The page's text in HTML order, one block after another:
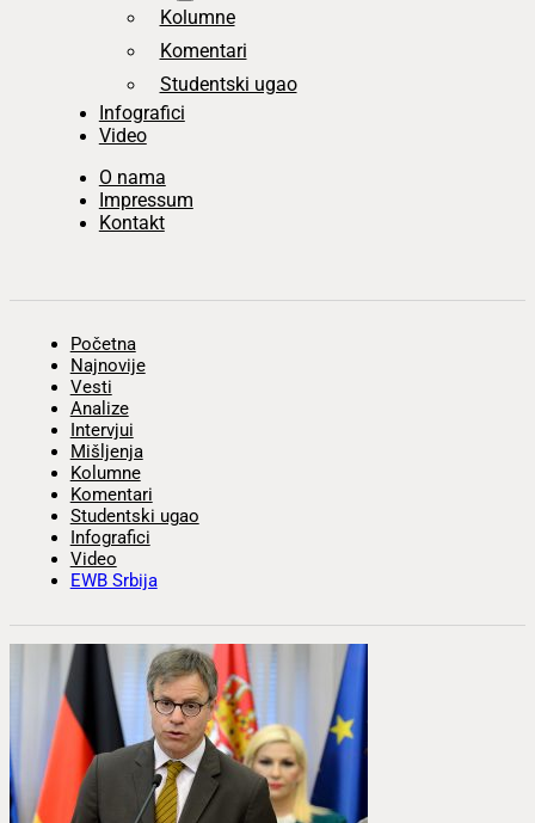
Kolumne
Komentari
Studentski ugao
Infografici
Video
O nama
Impressum
Kontakt
Početna
Najnovije
Vesti
Analize
Intervjui
Mišljenja
Kolumne
Komentari
Studentski ugao
Infografici
Video
EWB Srbija